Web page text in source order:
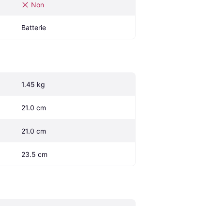
Non
Batterie
1.45 kg
21.0 cm
21.0 cm
23.5 cm